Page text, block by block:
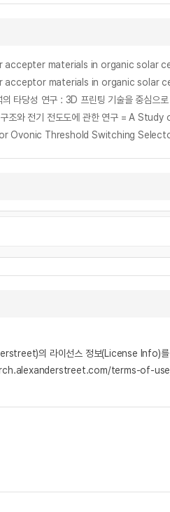
materials in organic solar
materials in organic solar
타당성 연구 : 3D 프린팅 기술을 중심으로
구조와 전기 전도도에 관한 연구 = A
의 라이선스 정보(License Info)를
terms-of-